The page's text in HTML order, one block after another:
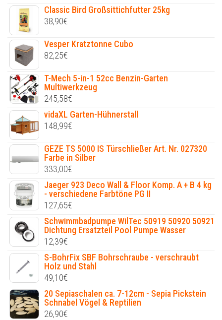
Classic Bird Großsittichfutter 25kg
38,90€
Vesper Kratztonne Cubo
82,25€
T-Mech 5-in-1 52cc Benzin-Garten
Multiwerkzeug
245,58€
vidaXL Garten-Hühnerstall
148,99€
GEZE TS 5000 IS Türschließer Art. Nr. 027320
Farbe in Silber
333,00€
Jaeger 923 Deco Wall & Floor Komp. A + B 4 kg
- verschiedene Farbtöne PG II
127,65€
Schwimmbadpumpe WilTec 50919 50920 50921
Dichtung Ersatzteil Pool Pumpe Wasser
12,39€
S-BohrFix SBF Bohrschraube - verschraubt
Holz und Stahl
49,10€
20 Sepiaschalen ca. 7-12cm - Sepia Pickstein
Schnabel Vögel & Reptilien
26,90€